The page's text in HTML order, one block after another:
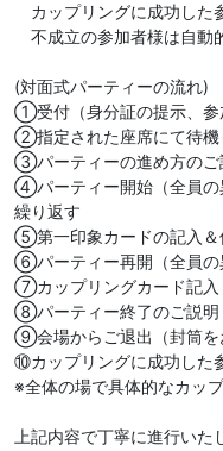
カップリングに成功した
不成立の参加者様は自動
(対面式パーティーの流れ)
①受付（身分証の提示、参
②指定された座席にて待機
③パーティーの進め方のご
④パーティー開始（全員の
繰り返す
⑤第一印象カードの記入＆
⑥パーティー再開（全員の
⑦カップリングカード記入
⑧パーティー終了のご説明
⑨会場からご退出（封筒を
⑩カップリングに成功した
※全体の場で具体的なカッ
上記内容で丁寧に進行いた